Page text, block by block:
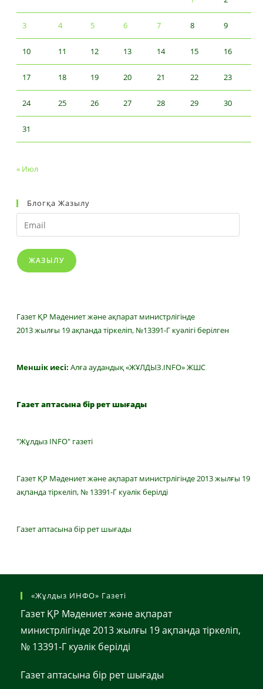
3 4 5 6 7 8 9
10 11 12 13 14 15 16
17 18 19 20 21 22 23
24 25 26 27 28 29 30
31
« Июл
Блогқа Жазылу
Email
ЖАЗЫЛУ
Газет ҚР Мәдениет және ақпарат министрлігінде
2013 жылғы 19 ақпанда тіркеліп, №13391-Г куәлігі берілген
Меншік иесі: Алға аудандық «ЖҰЛДЫЗ.INFO» ЖШС
Газет аптасына бір рет шығады
"Жұлдыз INFO" газеті
Газет ҚР Мәдениет және ақпарат министрлігінде 2013 жылғы 19
ақпанда тіркеліп, № 13391-Г куәлік берілді
Газет аптасына бір рет шығады
«Жұлдыз ИНФО» Газеті
Газет ҚР Мәдениет және ақпарат
министрлігінде 2013 жылғы 19 ақпанда тіркеліп,
№ 13391-Г куәлік берілді
Газет аптасына бір рет шығады